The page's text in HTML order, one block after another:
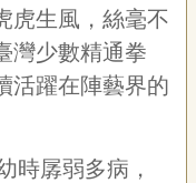
虎生風，絲毫不
灣少數精通拳
活躍在陣藝界的
時孱弱多病，